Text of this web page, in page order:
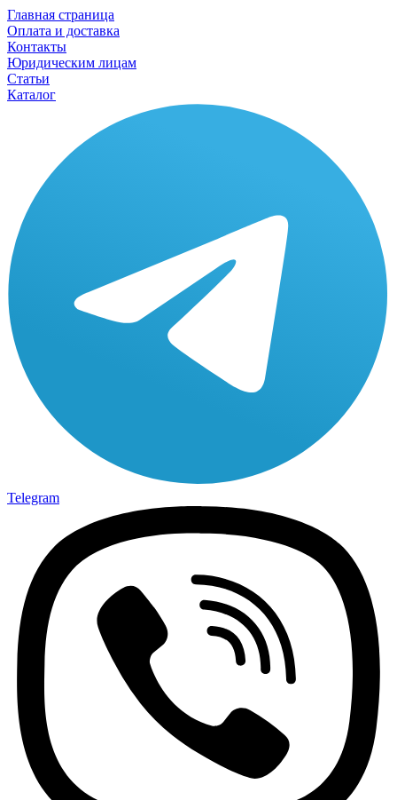
Главная страница
Оплата и доставка
Контакты
Юридическим лицам
Статьи
Каталог
Telegram